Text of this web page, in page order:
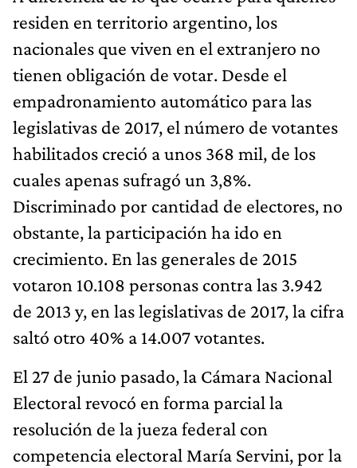
residen en territorio argentino, los
nacionales que viven en el extranjero no
tienen obligación de votar. Desde el
empadronamiento automático para las
legislativas de 2017, el número de votantes
habilitados creció a unos 368 mil, de los
cuales apenas sufragó un 3,8%.
Discriminado por cantidad de electores, no
obstante, la participación ha ido en
crecimiento. En las generales de 2015
votaron 10.108 personas contra las 3.942
de 2013 y, en las legislativas de 2017, la cifra
saltó otro 40% a 14.007 votantes.
El 27 de junio pasado, la Cámara Nacional
Electoral revocó en forma parcial la
resolución de la jueza federal con
competencia electoral María Servini, por la